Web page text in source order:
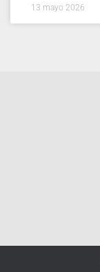
13 mayo 2026